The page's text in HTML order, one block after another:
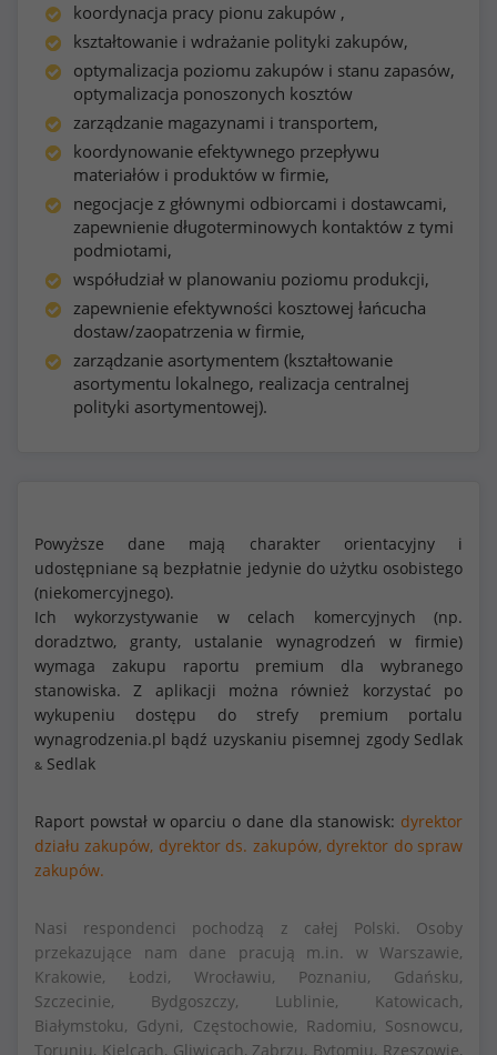
koordynacja pracy pionu zakupów ,
kształtowanie i wdrażanie polityki zakupów,
optymalizacja poziomu zakupów i stanu zapasów,
optymalizacja ponoszonych kosztów
zarządzanie magazynami i transportem,
koordynowanie efektywnego przepływu
materiałów i produktów w firmie,
negocjacje z głównymi odbiorcami i dostawcami,
zapewnienie długoterminowych kontaktów z tymi
podmiotami,
współudział w planowaniu poziomu produkcji,
zapewnienie efektywności kosztowej łańcucha
dostaw/zaopatrzenia w firmie,
zarządzanie asortymentem (kształtowanie
asortymentu lokalnego, realizacja centralnej
polityki asortymentowej).
Powyższe dane mają charakter orientacyjny i
udostępniane są bezpłatnie jedynie do użytku osobistego
(niekomercyjnego).
Ich wykorzystywanie w celach komercyjnych (np.
doradztwo, granty, ustalanie wynagrodzeń w firmie)
wymaga zakupu raportu premium dla wybranego
stanowiska. Z aplikacji można również korzystać po
wykupeniu dostępu do strefy premium portalu
wynagrodzenia.pl bądź uzyskaniu pisemnej zgody Sedlak
& Sedlak
Raport powstał w oparciu o dane dla stanowisk: dyrektor
działu zakupów, dyrektor ds. zakupów, dyrektor do spraw
zakupów.
Nasi respondenci pochodzą z całej Polski. Osoby
przekazujące nam dane pracują m.in. w Warszawie,
Krakowie, Łodzi, Wrocławiu, Poznaniu, Gdańsku,
Szczecinie, Bydgoszczy, Lublinie, Katowicach,
Białymstoku, Gdyni, Częstochowie, Radomiu, Sosnowcu,
Toruniu, Kielcach, Gliwicach, Zabrzu, Bytomiu, Rzeszowie,